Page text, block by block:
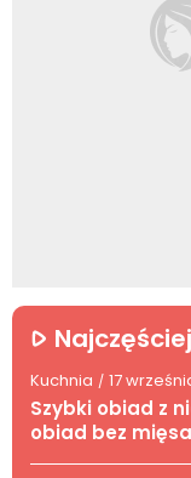
Kuchnia / 17
Szybki obiad z
obiad bez mięsa